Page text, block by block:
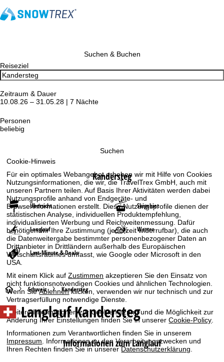
Cookie-Hinweis
Für ein optimales Webangebot erheben wir mit Hilfe von Cookies
Nutzungsinformationen, die wir, die TravelTrex GmbH, auch mit
unseren Partnern teilen. Auf Basis Ihrer Aktivitäten werden dabei
Nutzungsprofile anhand von Endgeräte- und
Browserinformationen erstellt. Diese Nutzungsprofile dienen der
statistischen Analyse, individuellen Produktempfehlung,
individualisierten Werbung und Reichweitenmessung. Dafür
benötigen wir Ihre Zustimmung (jederzeit widerrufbar), die auch
die Datenweitergabe bestimmter personenbezogener Daten an
Drittanbieter in Drittländern außerhalb des Europäischen
Wirtschaftsraumes umfasst, wie Google oder Microsoft in den
USA.
Mit einem Klick aufZustimmen akzeptieren Sie den Einsatz von
nicht funktionsnotwendigen Cookies und ähnlichen Technologien.
Wenn SieAblehnenklicken, verwenden wir nur technisch und zur
Vertragserfüllung notwendige Dienste.
Weitere Informationen zur Cookienutzung und die Möglichkeit zur
Änderung Ihrer Einstellungen finden Sie in unsererCookie-Policy
Informationen zum Verantwortlichen finden Sie in unserem
Impressum . Informationen zu den Verarbeitungszwecken und
Ihren Rechten finden Sie in unsererDatenschutzerklärung
Suchen & Buchen
Reiseziel
Zeitraum & Dauer
10.08.26 – 31.05.28 | 7 Nächte
Personen
beliebig
Suchen
Kandersteg
Übersicht Skigebiet
Langlauf Wetter
Last-Minute & Deals
S
t
a
r
Schweiz Kandersteg
Langlauf Kandersteg
Informationen zum Langlauf